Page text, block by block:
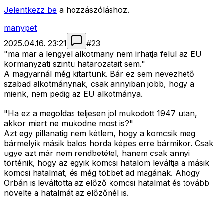
Jelentkezz be a hozzászóláshoz.
manypet
2025.04.16. 23:21
#23
"ma mar a lengyel alkotmany nem irhatja felul az EU
kormanyzati szintu hatarozatait sem."
A magyarnál még kitartunk. Bár ez sem nevezhető
szabad alkotmánynak, csak annyiban jobb, hogy a
mienk, nem pedig az EU alkotmánya.
"Ha ez a megoldas teljesen jol mukodott 1947 utan,
akkor miert ne mukodne most is?"
Azt egy pillanatig nem kétlem, hogy a komcsik meg
bármelyik másik balos horda képes erre bármikor. Csak
ugye azt már nem rendbetétel, hanem csak annyi
történik, hogy az egyik komcsi hatalom leváltja a másik
komcsi hatalmat, és még többet ad magának. Ahogy
Orbán is leváltotta az előző komcsi hatalmat és tovább
növelte a hatalmát az előzőnél is.